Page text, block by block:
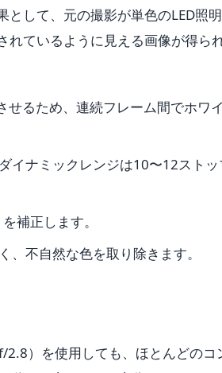
して、元の撮影が単色のLED照
ているように見える画像が得ら
るため、連続フレーム間でホワ
イナミックレンジは10〜12ストッ
補正します。
不自然な色を取り除きます。
）を使用しても、ほとんどのコ